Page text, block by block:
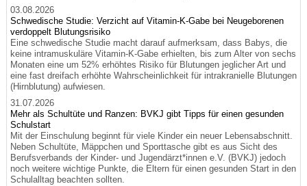
03.08.2026
Schwedische Studie: Verzicht auf Vitamin-K-Gabe bei Neugeborenen
verdoppelt Blutungsrisiko
Eine schwedische Studie macht darauf aufmerksam, dass Babys, die
keine intramuskuläre Vitamin-K-Gabe erhielten, bis zum Alter von sechs
Monaten eine um 52% erhöhtes Risiko für Blutungen jeglicher Art und
eine fast dreifach erhöhte Wahrscheinlichkeit für intrakranielle Blutungen
(Hirnblutung) aufwiesen.
31.07.2026
Mehr als Schultüte und Ranzen: BVKJ gibt Tipps für einen gesunden
Schulstart
Mit der Einschulung beginnt für viele Kinder ein neuer Lebensabschnitt.
Neben Schultüte, Mäppchen und Sporttasche gibt es aus Sicht des
Berufsverbands der Kinder- und Jugendärzt*innen e.V. (BVKJ) jedoch
noch weitere wichtige Punkte, die Eltern für einen gesunden Start in den
Schulalltag beachten sollten.